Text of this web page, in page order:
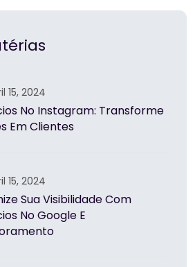
15, 2024
No Instagram: Transforme
Em Clientes
15, 2024
Sua Visibilidade Com
No Google E